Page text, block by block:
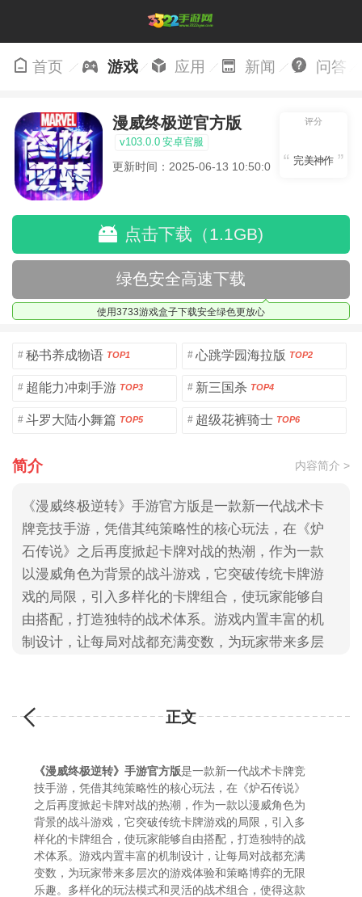
首页 游戏 应用 新闻 问答
漫威终极逆官方版
v103.0.0 安卓官服
更新时间：2025-06-13 10:50:08
评分
完美神作
点击下载（1.1GB)
绿色安全高速下载
使用3733游戏盒子下载安全绿色更放心
# 秘书养成物语 TOP1 # 心跳学园海拉版 TOP2
# 超能力冲刺手游 TOP3 # 新三国杀 TOP4
# 斗罗大陆小舞篇 TOP5 # 超级花裤骑士 TOP6
简介 内容简介 >
《漫威终极逆转》手游官方版是一款新一代战术卡
牌竞技手游，凭借其纯策略性的核心玩法，在《炉
石传说》之后再度掀起卡牌对战的热潮，作为一款
以漫威角色为背景的战斗游戏，它突破传统卡牌游
戏的局限，引入多样化的卡牌组合，使玩家能够自
由搭配，打造独特的战术体系。游戏内置丰富的机
制设计，让每局对战都充满变数，为玩家带来多层
不仅考验玩家的脑力，更带来全新的竞技享受。欢
迎来到这款充满策略与惊喜的卡牌游戏世界，开启
正文
《漫威终极逆转》手游官方版是一款新一代战术卡牌竞
技手游，凭借其纯策略性的核心玩法，在《炉石传说》
之后再度掀起卡牌对战的热潮，作为一款以漫威角色为
背景的战斗游戏，它突破传统卡牌游戏的局限，引入多
样化的卡牌组合，使玩家能够自由搭配，打造独特的战
术体系。游戏内置丰富的机制设计，让每局对战都充满
变数，为玩家带来多层次的游戏体验和策略博弈的无限
乐趣。多样化的玩法模式和灵活的战术组合，使得这款